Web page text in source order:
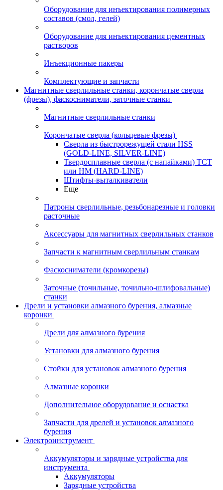
Оборудование для инъектирования полимерных
составов (смол, гелей)
Оборудование для инъектирования цементных
растворов
Инъекционные пакеры
Комплектующие и запчасти
Магнитные сверлильные станки, корончатые сверла
(фрезы), фаскосниматели, заточные станки
Магнитные сверлильные станки
Корончатые сверла (кольцевые фрезы)
Сверла из быстрорежущей стали HSS
(GOLD-LINE, SILVER-LINE)
Твердосплавные сверла (с напайками) ТСТ
или HM (HARD-LINE)
Штифты-выталкиватели
Еще
Патроны сверлильные, резьбонарезные и головки
расточные
Аксессуары для магнитных сверлильных станков
Запчасти к магнитным сверлильным станкам
Фаскосниматели (кромкорезы)
Заточные (точильные, точильно-шлифовальные)
станки
Дрели и установки алмазного бурения, алмазные
коронки
Дрели для алмазного бурения
Установки для алмазного бурения
Стойки для установок алмазного бурения
Алмазные коронки
Дополнительное оборудование и оснастка
Запчасти для дрелей и установок алмазного
бурения
Электроинструмент
Аккумуляторы и зарядные устройства для
инструмента
Аккумуляторы
Зарядные устройства